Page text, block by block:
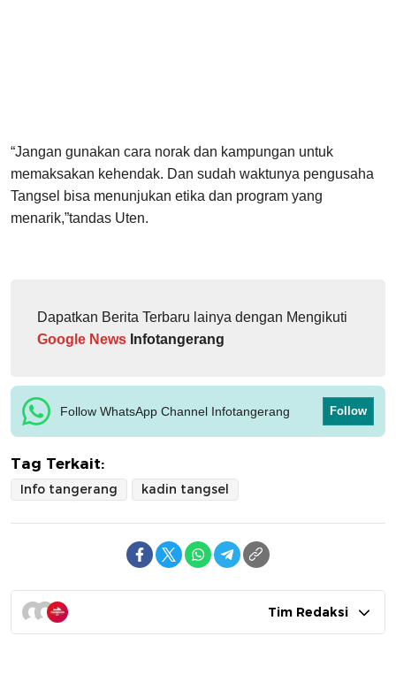
“Jangan gunakan cara norak dan kampungan untuk
memaksakan kehendak. Dan sudah waktunya pengusaha
Tangsel bisa menunjukan etika dan program yang
menarik,”tandas Uten.
Dapatkan Berita Terbaru lainya dengan Mengikuti
Google News Infotangerang
Follow WhatsApp Channel Infotangerang Follow
Tag Terkait:
Info tangerang kadin tangsel
Tim Redaksi